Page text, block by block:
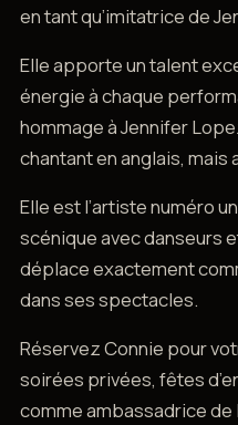
en tant qu’imitatrice de
Elle apporte un talent
énergie à chaque
hommage à Jennifer
chantant en anglais, mais
Elle est l’artiste numéro
scénique avec danseurs
déplace exactement
dans ses spectacles.
Réservez Connie pour
soirées privées, fêtes
comme ambassadrice